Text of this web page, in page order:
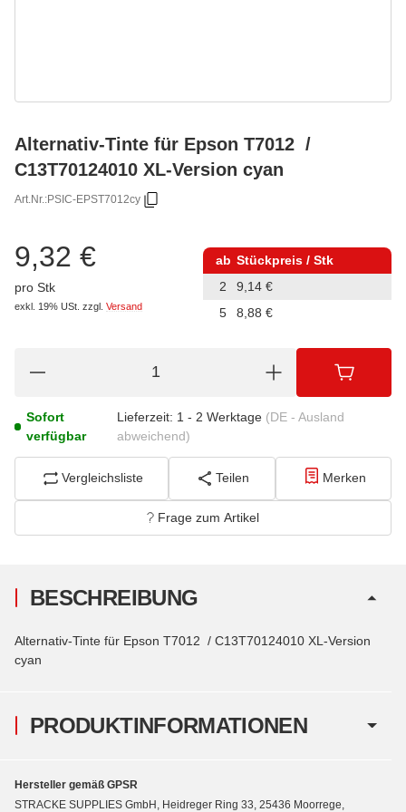
Alternativ-Tinte für Epson T7012 /
C13T70124010 XL-Version cyan
Art.Nr.:PSIC-EPST7012cy
9,32 €
pro Stk
exkl. 19% USt. zzgl. Versand
ab Stückpreis / Stk
2
9,14 €
5
8,88 €
Sofort
verfügbar
Lieferzeit: 1 - 2 Werktage (DE - Ausland
abweichend)
Vergleichsliste Teilen Merken
Frage zum Artikel
PRODUKTINFORMATIONEN
BESCHREIBUNG
Alternativ-Tinte für Epson T7012 / C13T70124010 XL-Version
cyan
Hersteller gemäß GPSR
STRACKE SUPPLIES GmbH, Heidreger Ring 33, 25436 Moorrege,